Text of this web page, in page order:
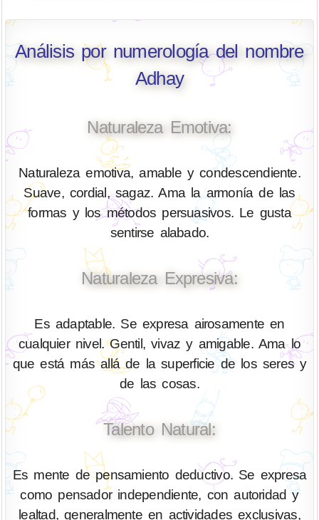
Análisis por numerología del nombre
Adhay
Naturaleza Emotiva:
Naturaleza emotiva, amable y condescendiente.
Suave, cordial, sagaz. Ama la armonía de las
formas y los métodos persuasivos. Le gusta
sentirse alabado.
Naturaleza Expresiva:
Es adaptable. Se expresa airosamente en
cualquier nivel. Gentil, vivaz y amigable. Ama lo
que está más allá de la superficie de los seres y
de las cosas.
Talento Natural:
Es mente de pensamiento deductivo. Se expresa
como pensador independiente, con autoridad y
lealtad, generalmente en actividades exclusivas,